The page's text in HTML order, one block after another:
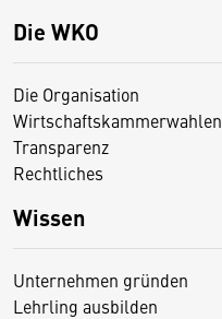
Die WKO
Die Organisation
Wirtschaftskammerwahlen
Transparenz
Rechtliches
Wissen
Unternehmen gründen
Lehrling ausbilden